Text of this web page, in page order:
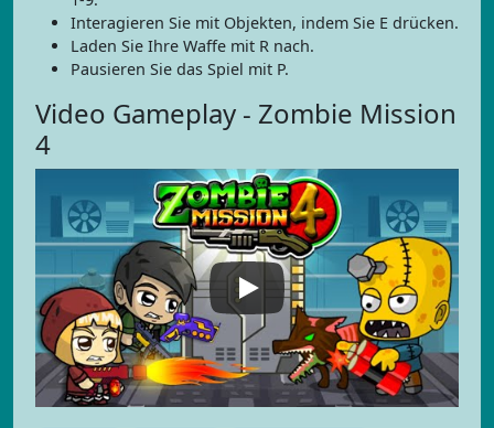
Interagieren Sie mit Objekten, indem Sie E drücken.
Laden Sie Ihre Waffe mit R nach.
Pausieren Sie das Spiel mit P.
Video Gameplay - Zombie Mission
4